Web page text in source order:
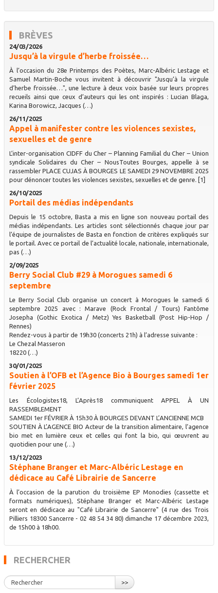
BRÈVES
24/03/2026
Jusqu’à la virgule d’herbe froissée…
À l’occasion du 28e Printemps des Poètes, Marc-Albéric Lestage et
Samuel Martin-Boche vous invitent à découvrir "Jusqu’à la virgule
d’herbe froissée…", une lecture à deux voix basée sur leurs propres
recueils ainsi que ceux d’auteurs qui les ont inspirés : Lucian Blaga,
Karina Borowicz, Jacques (…)
26/11/2025
Appel à manifester contre les violences sexistes,
sexuelles et de genre
L’inter-organisation CIDFF du Cher – Planning Familial du Cher – Union
syndicale Solidaires du Cher – NousToutes Bourges, appelle à se
rassembler PLACE CUJAS À BOURGES LE SAMEDI 29 NOVEMBRE 2025
pour dénoncer toutes les violences sexistes, sexuelles et de genre. [1]
26/10/2025
Portail des médias indépendants
Depuis le 15 octobre, Basta a mis en ligne son nouveau portail des
médias indépendants. Les articles sont sélectionnés chaque jour par
l’équipe de journalistes de Basta en fonction de critères expliqués sur
le portail. Avec ce portail de l’actualité locale, nationale, internationale,
pas (…)
2/09/2025
Berry Social Club #29 à Morogues samedi 6
septembre
Le Berry Social Club organise un concert à Morogues le samedi 6
septembre 2025 avec : Marave (Rock Frontal / Tours) Fantôme
Josepha (Gothic Exotica / Metz) Yes Basketball (Post Hip-Hop /
Rennes)
Rendez-vous à partir de 19h30 (concerts 21h) à l’adresse suivante :
Le Chezal Masseron
18220 (…)
30/01/2025
Soutien à l’OFB et l’Agence Bio à Bourges samedi 1er
février 2025
Les Écologistes18, L’Après18 communiquent APPEL À UN
RASSEMBLEMENT
SAMEDI 1er FÉVRIER À 15h30 À BOURGES DEVANT L’ANCIENNE MCB
SOUTIEN À L’AGENCE BIO Acteur de la transition alimentaire, l’agence
bio met en lumière ceux et celles qui font la bio, qui œuvrent au
quotidien pour une (…)
13/12/2023
Stéphane Branger et Marc-Albéric Lestage en
dédicace au Café Librairie de Sancerre
À l’occasion de la parution du troisième EP Monodies (cassette et
formats numériques), Stéphane Branger et Marc-Albéric Lestage
seront en dédicace au "Café Librairie de Sancerre" (4 rue des Trois
Pilliers 18300 Sancerre - 02 48 54 34 80) dimanche 17 décembre 2023,
de 15h00 à 18h00.
RECHERCHER
>>